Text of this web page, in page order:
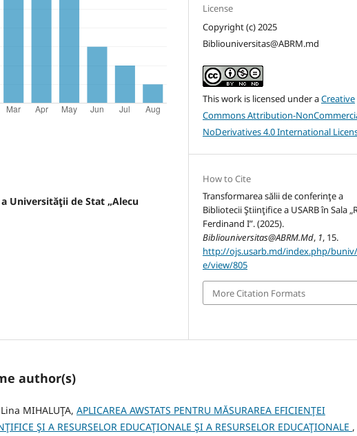
Universităţii de Stat „Alecu
License
Copyright (c) 2025
Bibliouniversitas@ABRM.md
This work is licensed under aCreative
Commons Attribution-
NoDerivatives 4.0 International
How to Cite
Transformarea sălii de conferinţe a
Bibliotecii Ştiinţifice a USARB în Sala
Ferdinand I”. (2025).
Bibliouniversitas@ABRM.Md, 1, 15.
http://ojs.usarb.md/index.php/
e/view/805
More Citation Formats
author(s)
MIHALUŢA, APLICAREA AWSTATS PENTRU MĂSURAREA EFICIENŢEI
ŞI A RESURSELOR EDUCAŢIONALE ŞI A RESURSELOR EDUCAŢIONALE ,